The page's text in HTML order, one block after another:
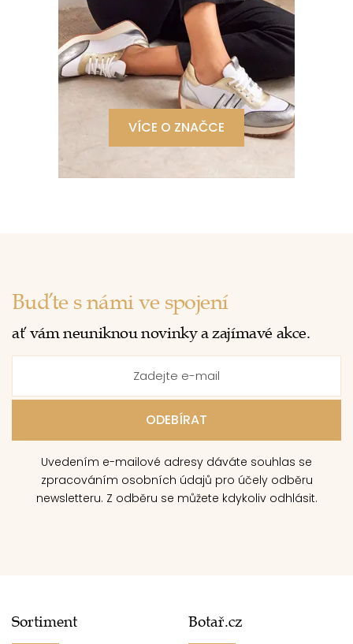
VÍCE O ZNAČCE
Buďte s námi ve spojení
ať vám neuniknou novinky a zajímavé akce.
Uvedením e-mailové adresy dáváte souhlas se
zpracováním osobních údajů pro účely odběru
newsletteru. Z odběru se můžete kdykoliv odhlásit.
Sortiment Botař.cz